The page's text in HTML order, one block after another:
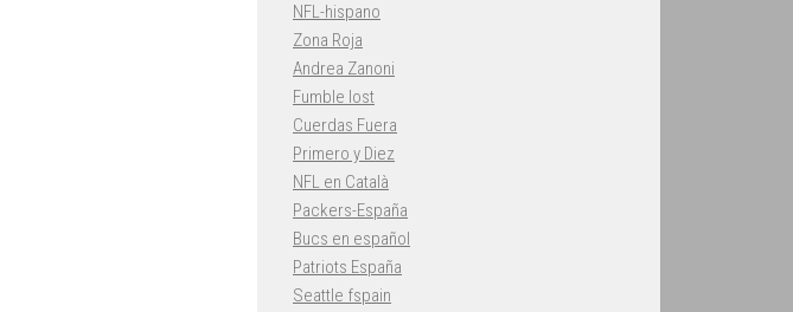
NFL-hispano
Zona Roja
Andrea Zanoni
Fumble lost
Cuerdas Fuera
Primero y Diez
NFL en Català
Packers-España
Bucs en español
Patriots España
Seattle fspain